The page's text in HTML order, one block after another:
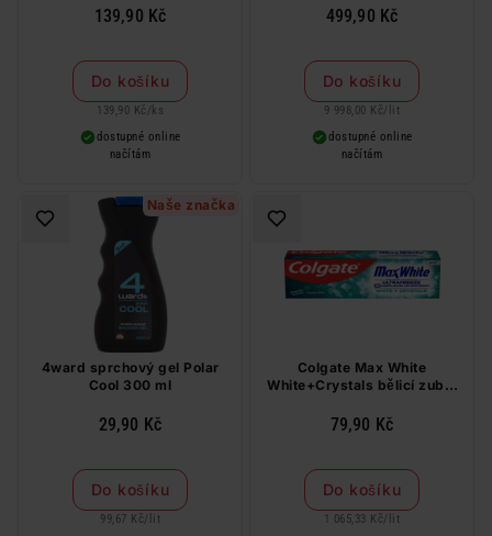
139,90 Kč
Do košíku
139,90 Kč / ks
dostupné online
načítám
499,90 Kč
Do košíku
9 998,00 Kč/ lit
dostupné online
načítám
Naše značka
4ward sprchový gel Polar
Cool 300 ml
29,90 Kč
Do košíku
99,67 Kč/ lit
Colgate Max White
White+Crystals bělicí zubní
79,90 Kč
Do košíku
1 065,33 Kč/ lit